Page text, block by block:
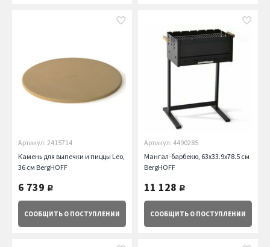
Артикул: 2415714
Камень для выпечки и пиццы Leo,
36 см BergHOFF
6 739 руб.
СООБЩИТЬ О ПОСТУПЛЕНИИ
Артикул: 4490285
Мангал-барбекю, 63х33.9х78.5 см
BergHOFF
11 128 руб.
СООБЩИТЬ О ПОСТУПЛЕНИИ